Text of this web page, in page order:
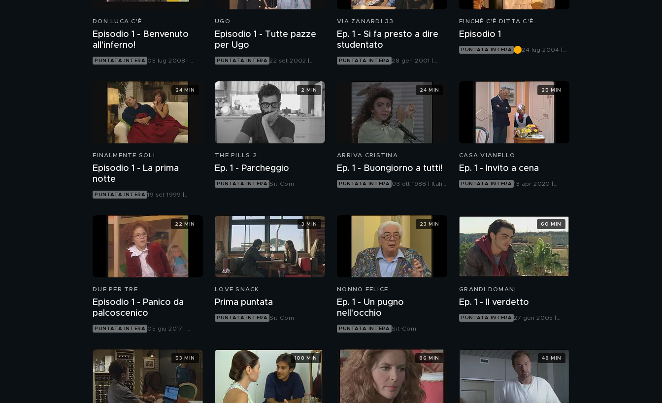
DON LUCA C'È
Episodio 1 - Benvenuto
all'inferno!
PUNTATA INTERA 03 lug 2008 |
UGO
Episodio 1 - Tutte pazze
per Ugo
PUNTATA INTERA 22 set 2002 |
VIA ZANARDI 33
Ep. 1 - Si fa presto a dire
studentato
PUNTATA INTERA 28 gen 2001 |
FINCHÈ C'È DITTA C'È
Episodio 1
PUNTATA INTERA
24 lug 2004 |
FINALMENTE SOLI
Episodio 1 - La prima
notte
PUNTATA INTERA 19 set 1999 |
24 MIN
THE PILLS 2
Ep. 1 - Parcheggio
PUNTATA INTERA Sit-Com
2 MIN
ARRIVA CRISTINA
Ep. 1 - Buongiorno a tutti!
PUNTATA INTERA 03 ott 1988 | Italia
24 MIN
CASA VIANELLO
Ep. 1 - Invito a cena
PUNTATA INTERA 13 apr 2020 |
25 MIN
DUE PER TRE
Episodio 1 - Panico da
palcoscenico
PUNTATA INTERA 05 giu 2017 |
22 MIN
LOVE SNACK
Prima puntata
PUNTATA INTERA Sit-Com
3 MIN
NONNO FELICE
Ep. 1 - Un pugno
nell'occhio
PUNTATA INTERA Sit-Com
23 MIN
GRANDI DOMANI
Ep. 1 - Il verdetto
PUNTATA INTERA 27 gen 2005 |
60 MIN
53 MIN 108 MIN 86 MIN 48 MIN